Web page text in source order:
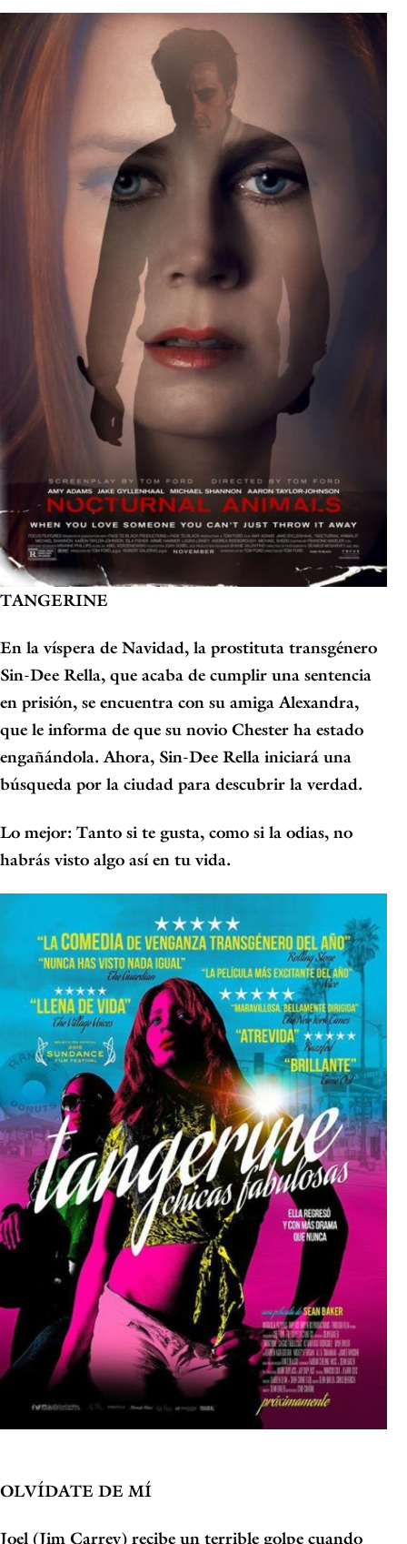
TANGERINE
En la víspera de Navidad, la prostituta transgénero
Sin-Dee Rella, que acaba de cumplir una sentencia
en prisión, se encuentra con su amiga Alexandra,
que le informa de que su novio Chester ha estado
engañándola. Ahora, Sin-Dee Rella iniciará una
búsqueda por la ciudad para descubrir la verdad.
Lo mejor: Tanto si te gusta, como si la odias, no
habrás visto algo así en tu vida.
OLVÍDATE DE MÍ
Joel (Jim Carrey) recibe un terrible golpe cuando